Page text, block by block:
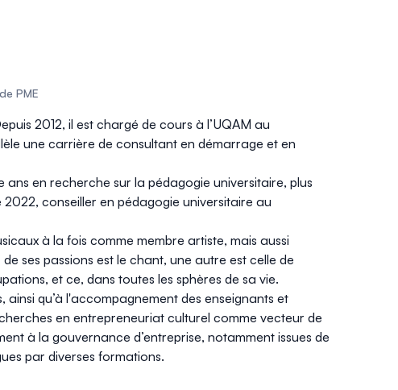
PME
2012, il est chargé de cours à l’UQAM au
une carrière de consultant en démarrage et en
en recherche sur la pédagogie universitaire, plus
conseiller en pédagogie universitaire au
à la fois comme membre artiste, mais aussi
ses passions est le chant, une autre est celle de
et ce, dans toutes les sphères de sa vie.
qu’à l'accompagnement des enseignants et
en entrepreneuriat culturel comme vecteur de
à la gouvernance d’entreprise, notamment issues de
par diverses formations.